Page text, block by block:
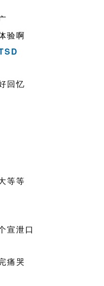
验啊
回忆
等等
宣泄口
痛哭